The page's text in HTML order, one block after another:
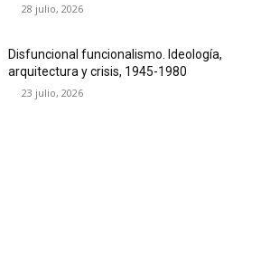
28 julio, 2026
Disfuncional funcionalismo. Ideología,
arquitectura y crisis, 1945-1980
23 julio, 2026